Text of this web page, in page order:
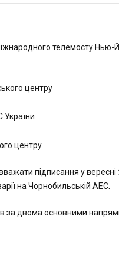
телемосту Нью-
центру
України
центру
підписання у
на Чорнобильській АЕС.
двома основними